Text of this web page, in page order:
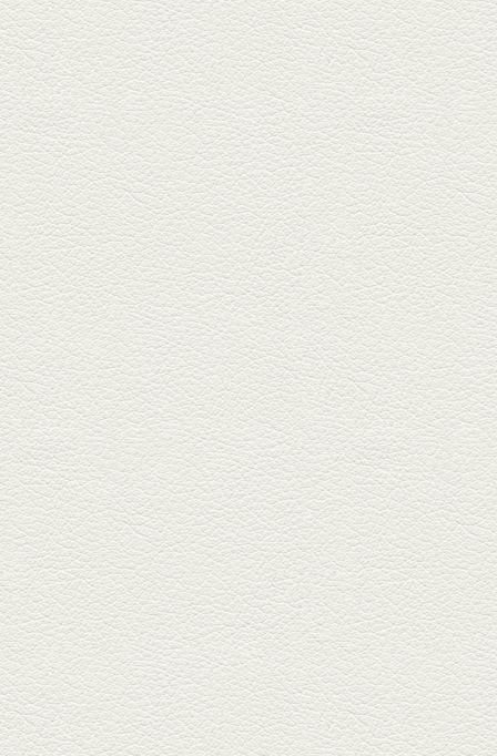
[かごっま屋台 黒で乾杯]で「銀...
2025年3月21日放送
薩摩赤鶏のころころ焼き
＆カツオの藁焼き
三年坂通りのビル２階「焼鳥こ
ろころ」はオシャレな店構えで
炭火...
2025年2月28日放送
踊る車海老＆あか牛串 ウ
ニとキャビア乗せ
ホテル日航熊本の裏、創作串揚
げの新たな店「串ハル」へ「銀
しろ...
2025年2月7日放送
マグロのレアカツ＆合鴨
とカブのゆず煮
酒場通りの「料理屋じぃ」で昼
飲みの刻。「しろ」お湯割で店
主ご...
2025年1月17日放送
燻製ポーク＆特製和風石
焼おこげ
北区の飛田バイパスで人気の創
作家庭料理の店「ソラクル」
へ。「...
2024年12月27日放送
バーニャカウダ＆焼き鳥
＆もつ鍋
COCOSA裏の「焼鳥えーす」は
福岡で人気の焼鳥店。乾杯は
KAORUハ...